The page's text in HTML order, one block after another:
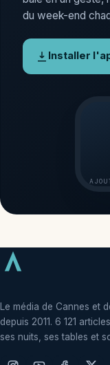
du week-end
Installer
Le média de Cannes et
depuis 2011. 6 121
ses nuits, ses tables et